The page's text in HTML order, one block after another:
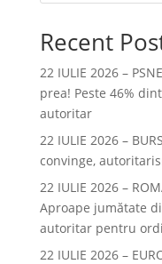
Recent
22 IULIE 2026 –
prea! Peste 46%
autoritar
22 IULIE 2026 –
convinge,
22 IULIE 2026 –
Aproape jumătate
autoritar pentru
22 IULIE 2026 –